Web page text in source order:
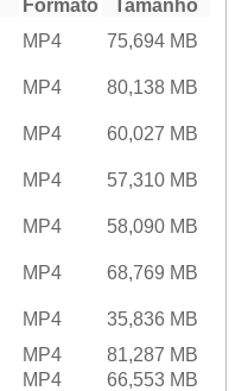
Formato
Tamanho
MP4
75,694 MB
MP4
80,138 MB
MP4
60,027 MB
MP4
57,310 MB
MP4
58,090 MB
MP4
68,769 MB
MP4
35,836 MB
MP4
81,287 MB
MP4
66,553 MB